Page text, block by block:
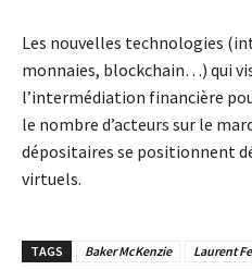
Les nouvelles technologies
monnaies, blockchain…) qui
l’intermédiation financière
le nombre d’acteurs sur le
dépositaires se positionnent
virtuels.
TAGS Baker McKenzie Laurent